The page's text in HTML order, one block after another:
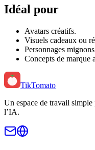
Idéal pour
Avatars créatifs.
Visuels cadeaux ou
Personnages
Concepts de marque
TikTomato
Un espace de travail
l’IA.